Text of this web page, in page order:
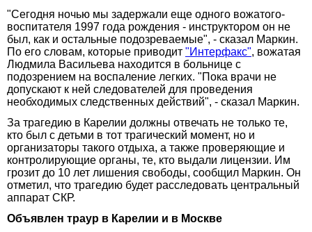
"Сегодня ночью мы задержали еще одного вожатого-
воспитателя 1997 года рождения - инструктором он не
был, как и остальные подозреваемые", - сказал Маркин.
По его словам, которые приводит "Интерфакс", вожатая
Людмила Васильева находится в больнице с
подозрением на воспаление легких. "Пока врачи не
допускают к ней следователей для проведения
необходимых следственных действий", - сказал Маркин.
За трагедию в Карелии должны отвечать не только те,
кто был с детьми в тот трагический момент, но и
организаторы такого отдыха, а также проверяющие и
контролирующие органы, те, кто выдали лицензии. Им
грозит до 10 лет лишения свободы, сообщил Маркин. Он
отметил, что трагедию будет расследовать центральный
аппарат СКР.
Объявлен траур в Карелии и в Москве